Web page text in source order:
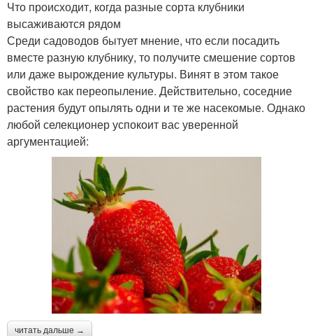
Что происходит, когда разные сорта клубники
высаживаются рядом
Среди садоводов бытует мнение, что если посадить
вместе разную клубнику, то получите смешение сортов
или даже вырождение культуры. Винят в этом такое
свойство как переопыление. Действительно, соседние
растения будут опылять одни и те же насекомые. Однако
любой селекционер успокоит вас уверенной
аргументацией:
читать дальше →